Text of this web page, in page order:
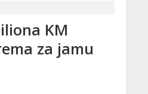
KM
za jamu